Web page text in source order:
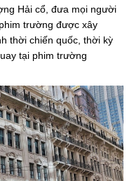
Hải cổ, đưa mọi người
trường được xây
thời chiến quốc, thời kỳ
tại phim trường